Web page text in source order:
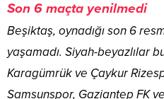
Son 6 maçta yenilmedi
Beşiktaş, oynadığı son 6
yaşamadı. Siyah-beyazlılar
Karagümrük ve Çaykur
Samsunspor, Gaziantep FK